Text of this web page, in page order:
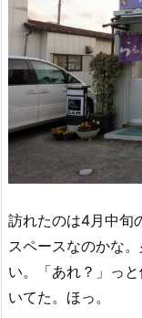
訪れたのは4月中旬
スペースなのかな
い。「あれ？」っ
いてた。ほっ。